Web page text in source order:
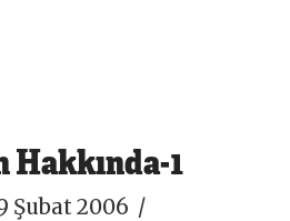
Hakkında-1
Şubat 2006